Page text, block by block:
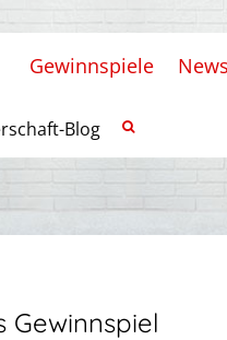
Gewinnspiele
Blog
Gewinnspiel